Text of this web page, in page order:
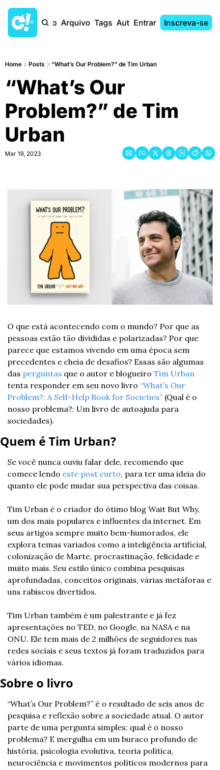
Início Arquivo Tags AutoresEntrar Inscreva-se
Home Posts “What’s Our Problem?” de Tim Urban
“What’s Our
Problem?” de Tim
Urban
Mar 19, 2023
O que está acontecendo com o mundo? Por que as
pessoas estão tão divididas e polarizadas? Por que
parece que estamos vivendo em uma época sem
precedentes e cheia de desafios? Essas são algumas
das perguntas que o autor e blogueiro Tim Urban
tenta responder em seu novo livro “What’s Our
Problem?: A Self-Help Book for Societies” (Qual é o
nosso problema?: Um livro de autoajuda para
sociedades).
Quem é Tim Urban?
Se você nunca ouviu falar dele, recomendo que
comece lendo este post curto, para ter uma ideia do
quanto ele pode mudar sua perspectiva das coisas.
Tim Urban é o criador do ótimo blog Wait But Why,
um dos mais populares e influentes da internet. Em
seus artigos sempre muito bem-humorados, ele
explora temas variados como a inteligência artificial,
colonização de Marte, procrastinação, felicidade e
muito mais. Seu estilo único combina pesquisas
aprofundadas, conceitos originais, várias metáforas e
uns rabiscos divertidos.
Tim Urban também é um palestrante e já fez
apresentações no TED, no Google, na NASA e na
ONU. Ele tem mais de 2 milhões de seguidores nas
redes sociais e seus textos já foram traduzidos para
vários idiomas.
Sobre o livro
“What’s Our Problem?” é o resultado de seis anos de
pesquisa e reflexão sobre a sociedade atual. O autor
parte de uma pergunta simples: qual é o nosso
problema? E mergulha em um buraco profundo de
história, psicologia evolutiva, teoria política,
neurociência e movimentos políticos modernos para